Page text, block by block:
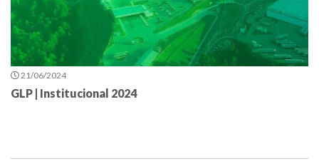
21/06/2024
GLP | Institucional 2024